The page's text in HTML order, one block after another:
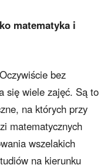
matematyka i
bez
się wiele zajęć. Są to
na których przy
matematycznych
wszelakich
na kierunku